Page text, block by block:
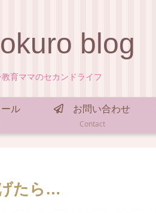
blog
教育ママのセカンドライフ
ル
お問い合わせ
Contact
たら…